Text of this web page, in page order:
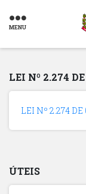
MENU
LEI Nº 2.274
LEI Nº 2.274
ÚTEIS